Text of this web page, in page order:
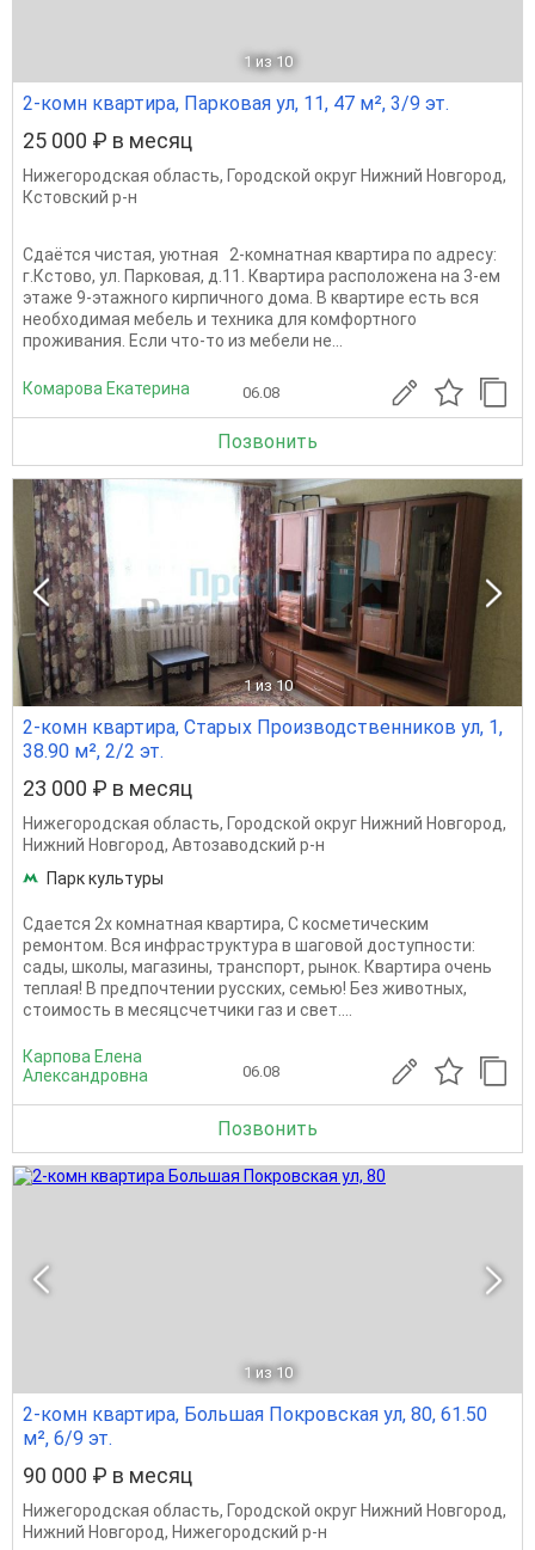
1 из 10
2-комн квартира, Парковая ул, 11, 47 м², 3/9 эт.
25 000 ₽ в месяц
Нижегородская область, Городской округ Нижний Новгород,
Кстовский р-н
Сдаётся чистая, уютная 2-комнатная квартира по адресу:
г.Кстово, ул. Парковая, д.11. Квартира расположена на 3-ем
этаже 9-этажного кирпичного дома. В квартире есть вся
необходимая мебель и техника для комфортного
проживания. Если что-то из мебели не...
Комарова Екатерина 06.08
Позвонить
1 из 10
2-комн квартира, Старых Производственников ул, 1,
38.90 м², 2/2 эт.
23 000 ₽ в месяц
Нижегородская область, Городской округ Нижний Новгород,
Нижний Новгород, Автозаводский р-н
Парк культуры
Сдается 2х комнатная квартира, С косметическим
ремонтом. Вся инфраструктура в шаговой доступности:
сады, школы, магазины, транспорт, рынок. Квартира очень
теплая! В предпочтении русских, семью! Без животных,
стоимость в месяцсчетчики газ и свет....
Карпова Елена
Александровна
06.08
Позвонить
1 из 10
2-комн квартира, Большая Покровская ул, 80, 61.50
м², 6/9 эт.
90 000 ₽ в месяц
Нижегородская область, Городской округ Нижний Новгород,
Нижний Новгород, Нижегородский р-н